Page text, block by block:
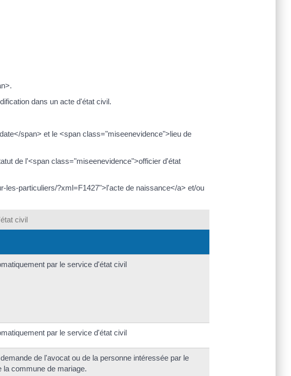
dans un acte d'état civil.
span> et le <span class="miseenevidence">lieu de
de l'<span class="miseenevidence">officier d'état
les-particuliers/?xml=F1427">l'acte de naissance</a> et/ou
civil
par le service d'état civil
par le service d'état civil
de l'avocat ou de la personne intéressée par le
la commune de mariage.